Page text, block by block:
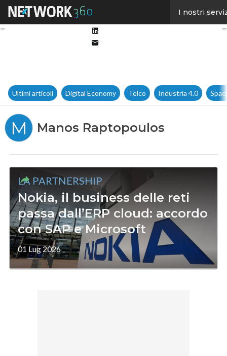
I nostri
Ultimi articoli Digital Economy Telco Industria 4.0
M Manos Raptopoulos
LA PARTNERSHIP
Nokia, il business delle reti
passa dall’ERP cloud: accordo
con SAP e Microsoft
01 Lug 2026